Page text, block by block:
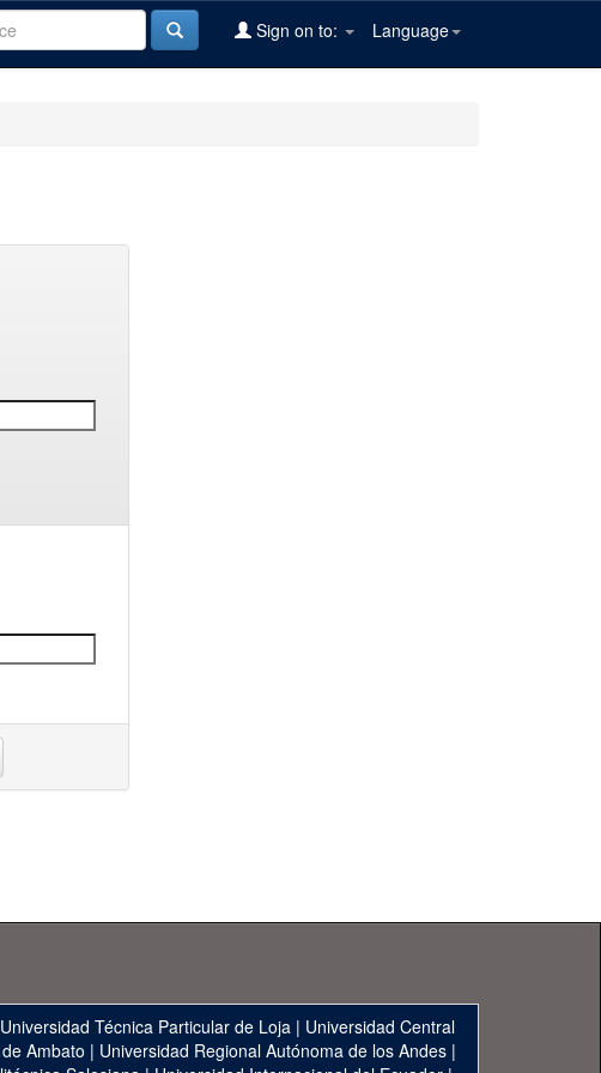
Language
Sign on to:
Universidad Técnica Particular de Loja | Universidad Central
Ambato | Universidad Regional Autónoma de los Andes|